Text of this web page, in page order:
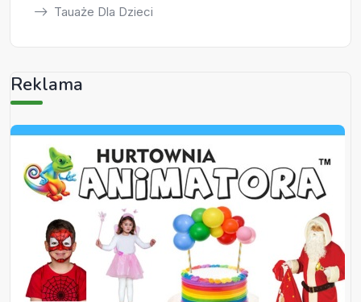
Tauaże Dla Dzieci
Reklama